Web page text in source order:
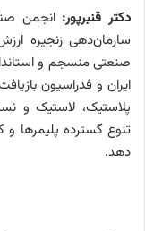
دکتر قنبرپور:
سازمان‌دهی زنجیره
صنعتی منسجم و
ایران و فدراسیون
پلاستیک، لاستیک و
تنوع گسترده پلیمرها
دهد.